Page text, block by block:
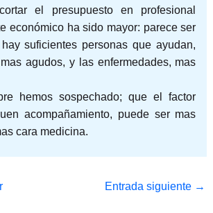
el presupuesto en profesional
económico ha sido mayor: parece ser
suficientes personas que ayudan,
agudos, y las enfermedades, mas
hemos sospechado; que el factor
acompañamiento, puede ser mas
cara medicina.
Entrada siguiente →